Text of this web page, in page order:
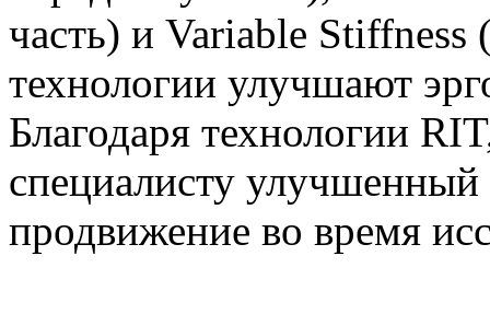
часть) и Variable Stiffness
технологии улучшают
Благодаря технологии
специалисту улучшенный
продвижение во время